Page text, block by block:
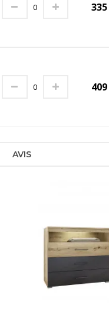
335
409
AVIS